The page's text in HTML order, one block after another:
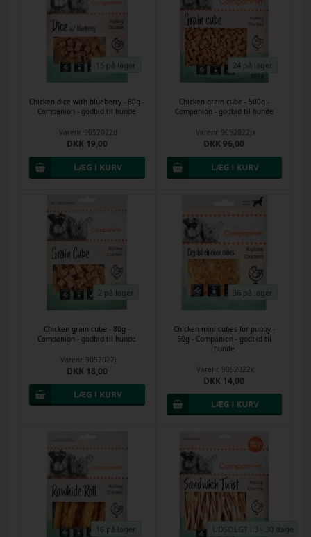
15 på lager
Chicken dice with blueberry - 80g -
Companion - godbid til hunde
Varenr. 9052022d
DKK 19,00
24 på lager
Chicken grain cube - 500g -
Companion - godbid til hunde
Varenr. 9052022jx
DKK 96,00
2 på lager
Chicken grain cube - 80g -
Companion - godbid til hunde
Varenr. 9052022j
DKK 18,00
36 på lager
Chicken mini cubes for puppy -
50g - Companion - godbid til
hunde
Varenr. 9052022k
DKK 14,00
16 på lager UDSOLGT i 3 - 30 dage